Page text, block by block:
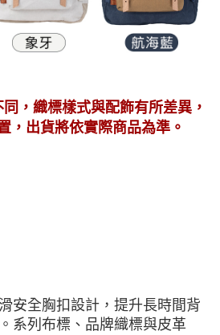
，織標樣式與配飾有所差異，
，出貨將依實際商品為準。
安全胸扣設計，提升長時間背
系列布標、品牌織標與皮革